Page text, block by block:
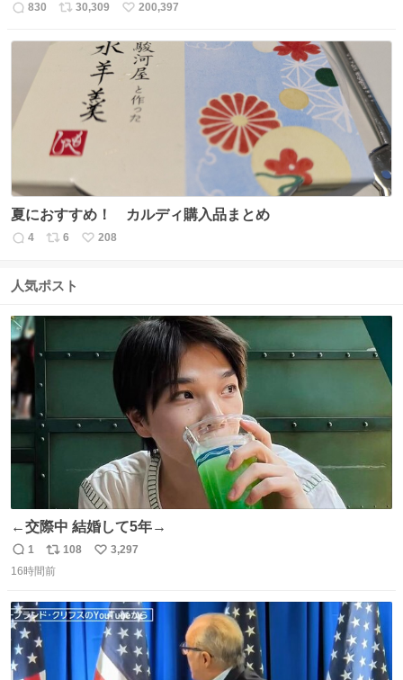
返
830
リ
30,309
い
ね
数
200,397
夏におすすめ！ カルディ購入品まとめ
返
数
4
リ
ス
数
6
い
208
人気ポスト
←交際中 結婚して5年→
返
信
1
リ
ポ
ト
108
い
数
3,297
16時間前